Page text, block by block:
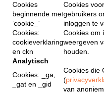
Cookies
beginnende met
‘cookie_’
Cookies
gebruikers
inloggen te
Cookies:
cookieverklaring
en ckn
Cookies om
weergeven
houden.
Analytisch
Cookies: _ga,
_gat en _gid
Cookies die
(
van